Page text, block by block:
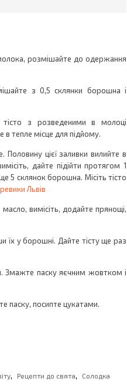
розмішайте до одержання
з 0,5 склянки борошна і
з розведеними в молоці
тепле місце для підйому.
Половину цієї заливки вилийте в
дайте підійти протягом 1
5 склянок борошна. Місіть тісто
Львів
вимісіть, додайте прянощі,
їх у борошні. Дайте тісту ще раз
Змажте паску яєчним жовтком і
паску, посипте цукатами.
, Рецепти до свята,
Солодка